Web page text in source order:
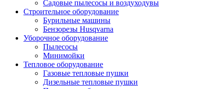
Садовые пылесосы и воздуходувы
Строительное оборудование
Бурильные машины
Бензорезы Husqvarna
Уборочное оборудование
Пылесосы
Минимойки
Тепловое оборудование
Газовые тепловые пушки
Дизельные тепловые пушки